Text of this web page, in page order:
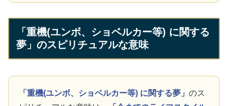
「重機(ユンボ、ショベルカー等) に関する
夢」のスピリチュアルな意味
「重機(ユンボ、ショベルカー等) に関する夢」のス